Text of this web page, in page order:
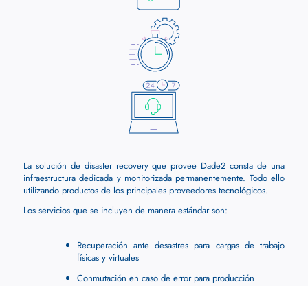
La solución de disaster recovery que provee Dade2 consta de una
infraestructura dedicada y monitorizada permanentemente. Todo ello
utilizando productos de los principales proveedores tecnológicos.
Los servicios que se incluyen de manera estándar son:
Recuperación ante desastres para cargas de trabajo
físicas y virtuales
Conmutación en caso de error para producción